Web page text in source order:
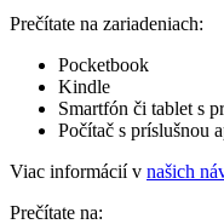
Prečítate na zariadeniach:
Pocketbook
Kindle
Smartfón či tablet s
Počítač s príslušnou
Viac informácií v našich
Prečítate na: